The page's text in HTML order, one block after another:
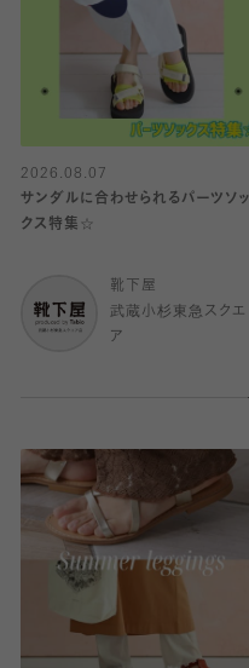
2026.08.07
サンダルに合わせられるパーツソッ
クス特集☆
靴下屋
武蔵小杉東急スクエ
ア